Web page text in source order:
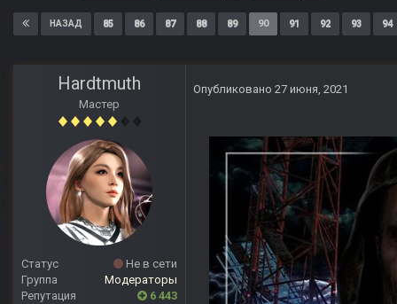
НАЗАД 85 86 87 88 89 90 91 92 93 94
Hardtmuth
Мастер
Статус
Не в сети
Группа
Модераторы
Репутация
6 443
Опубликовано 27 июня, 2021